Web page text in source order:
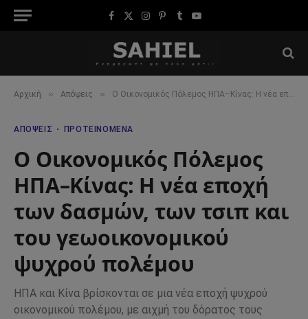
Facebook
X
Instagram
Pinterest
TumblrYouTube
Αρχική » Απόψεις » Ο Οικονομικός Πόλεμος ΗΠΑ–Κίνας: Η νέα εποχή των δασμών, των τσιπ και του γεωοικονομικού ψυχρού πολέμου
ΑΠΌΨΕΙΣ ΠΡΟΤΕΙΝΌΜΕΝΑ
Ο Οικονομικός Πόλεμος
ΗΠΑ–Κίνας: Η νέα εποχή
των δασμών, των τσιπ και
του γεωοικονομικού
ψυχρού πολέμου
ΗΠΑ και Κίνα βρίσκονται σε μια νέα εποχή ψυχρού
οικονομικού πολέμου, με αιχμή του δόρατος τους